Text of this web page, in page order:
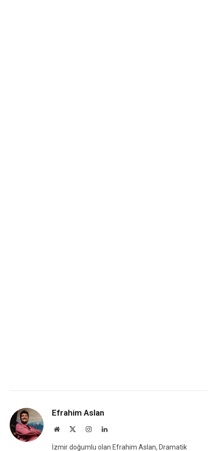
Efrahim Aslan
Website InstagramLinkedIn
İzmir doğumlu olan Efrahim Aslan, Dramatik